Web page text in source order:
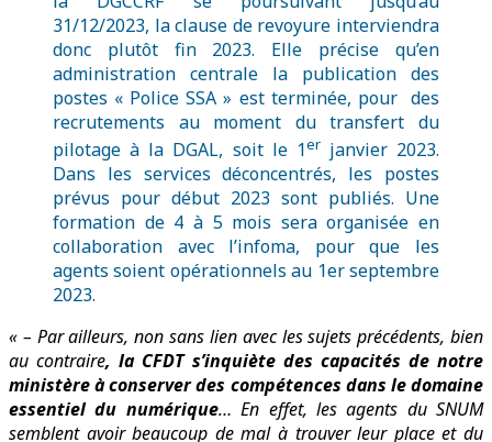
31/12/2023, la clause de revoyure interviendra
donc plutôt fin 2023. Elle précise qu’en
administration centrale la publication des
postes « Police SSA » est terminée, pour des
recrutements au moment du transfert du
pilotage à la DGAL, soit le 1erjanvier 2023.
Dans les services déconcentrés, les postes
prévus pour début 2023 sont publiés. Une
formation de 4 à 5 mois sera organisée en
collaboration avec l’infoma, pour que les
agents soient opérationnels au 1er septembre
2023.
« – Par ailleurs, non sans lien avec les sujets précédents, bien
au contraire, la CFDT s’inquiète des capacités de notre
ministère à conserver des compétences dans le domaine
essentiel du numérique… En effet, les agents du SNUM
semblent avoir beaucoup de mal à trouver leur place et du